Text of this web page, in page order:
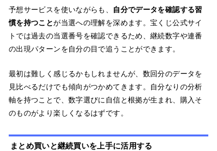
予想サービスを使いながらも、
自分でデータを確認する習
慣を持つことが当選への理解を深めます。宝くじ公式サイ
トでは過去の当選番号を確認できるため、継続数字や連番
の出現パターンを自分の目で追うことができます。
最初は難しく感じるかもしれませんが、数回分のデータを
見比べるだけでも傾向がつかめてきます。自分なりの分析
軸を持つことで、数字選びに自信と根拠が生まれ、購入そ
のものがより楽しくなるはずです。
まとめ買いと継続買いを上手に活用する